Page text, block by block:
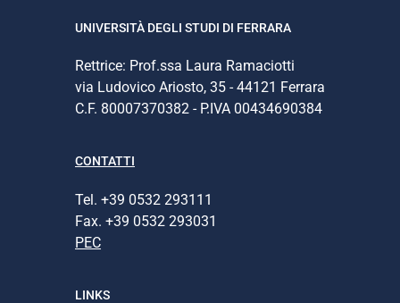
UNIVERSITÀ DEGLI STUDI DI FERRARA
Rettrice: Prof.ssa Laura Ramaciotti
via Ludovico Ariosto, 35 - 44121 Ferrara
C.F. 80007370382 - P.IVA 00434690384
CONTATTI
Tel. +39 0532 293111
Fax. +39 0532 293031
PEC
LINKS